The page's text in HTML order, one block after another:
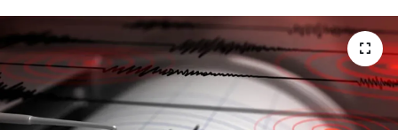
Sağlık
Kültür Sanat
Son Dakika Haberleri
Haber Arşivi